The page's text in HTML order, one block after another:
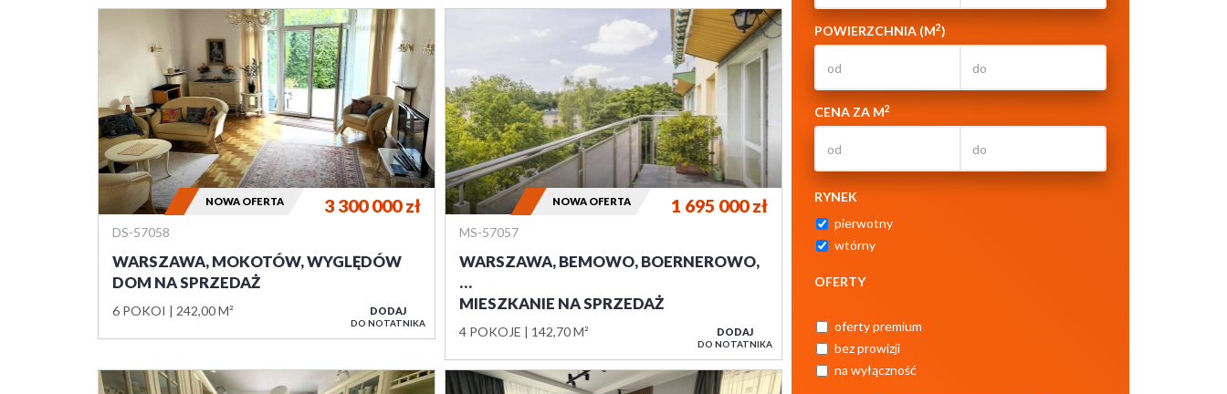
POWIERZCHNIA (M2)
CENA ZA M2
RYNEK
pierwotny
wtórny
OFERTY
oferty premium
bez prowizji
na wyłączność
DS-57058
WARSZAWA, MOKOTÓW, WYGLĘDÓW
DOM NA SPRZEDAŻ
6 POKOI 242,00 M²
3 300 000zł
NOWA OFERTA
DODAJ
DO NOTATNIKA
MS-57057
WARSZAWA, BEMOWO, BOERNEROWO,
…
MIESZKANIE NA SPRZEDAŻ
4 POKOJE 142,70 M²
1 695 000zł
NOWA OFERTA
DODAJ
DO NOTATNIKA